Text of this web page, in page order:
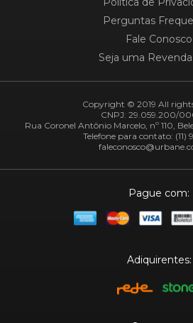
Perguntas
Fale Conosco
Seja uma
Copyright © 2019 All
CNPJ: 29.059.200/
Rua Coronel Antônio Marcelo, nº 110,
Telefone para contato: (11)
Pague com:
Adiquirentes: